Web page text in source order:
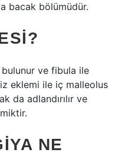
bacak bölümüdür.
bulunur ve fibula ile
eklemi ile iç malleolus
da adlandırılır ve
NE